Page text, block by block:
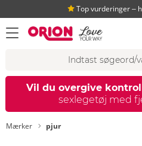
Top vurderinger ‒
åbn menu
Vil du overgive
sexlegetøj med
Mærker pjur